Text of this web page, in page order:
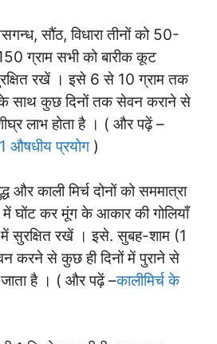
सौंठ, विधारा तीनों को 50-
ग्राम सभी को बारीक कूट
रखें । इसे 6 से 10 ग्राम तक
साथ कुछ दिनों तक सेवन कराने से
लाभ होता है । ( और पढ़ें –
औषधीय प्रयोग )
और काली मिर्च दोनों को सममात्रा
कर मूंग के आकार की गोलियाँ
सुरक्षित रखें । इसे. सुबह-शाम (1
करने से कुछ ही दिनों में पुराने से
जाता है । ( और पढ़ें –कालीमिर्च के